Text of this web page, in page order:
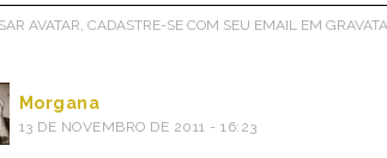
AVATAR, CADASTRE-SE COM SEU EMAIL EM
Morgana
13 DE NOVEMBRO DE 2011 - 16:23